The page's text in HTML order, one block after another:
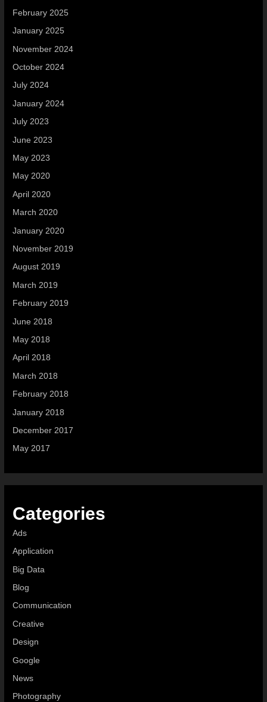
February 2025
January 2025
November 2024
October 2024
July 2024
January 2024
July 2023
June 2023
May 2023
May 2020
April 2020
March 2020
January 2020
November 2019
August 2019
March 2019
February 2019
June 2018
May 2018
April 2018
March 2018
February 2018
January 2018
December 2017
May 2017
Categories
Ads
Application
Big Data
Blog
Communication
Creative
Design
Google
News
Photography